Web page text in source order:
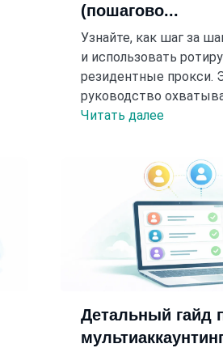
(пошагово...
Узнайте, как шаг за
и использовать
резидентные прокси.
руководство
Читать далее
Детальный гайд